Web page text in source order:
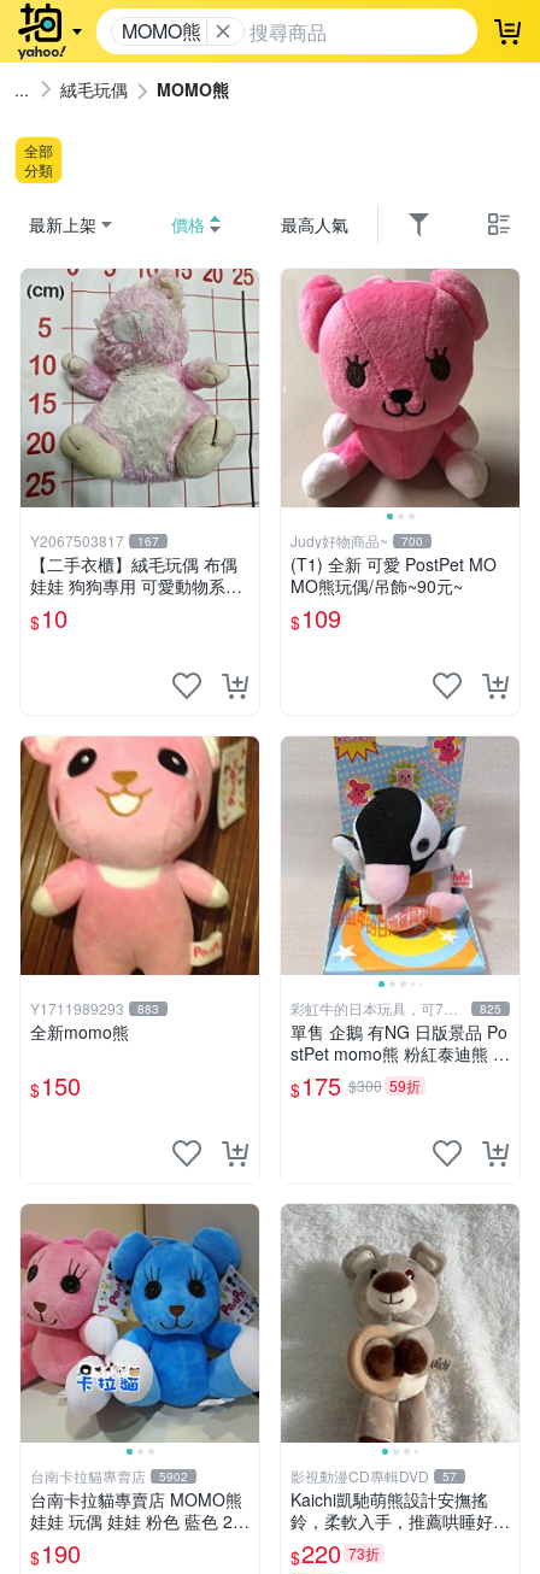
MOMO熊 登
絨毛玩偶 MOMO熊
全部
分類
最新上架 價格 最高人氣
Y2067503817 167
【二手衣櫃】絨毛玩偶 布偶
娃娃 狗狗專用 可愛動物系列
耐咬耐磨玩具 玩偶 粉紅熊寵
物玩具 1120929
$10
Judy好物商品~ 700
(T1) 全新 可愛 PostPet MO
MO熊玩偶/吊飾~90元~
$109
Y1711989293 883
全新momo熊
$150
彩虹牛的日本玩具，可7取
付
825
單售 企鵝 有NG 日版景品 Po
stPet momo熊 粉紅泰迪熊 娃
娃 布偶 手指頭 娃娃
$175 $300 59折
台南卡拉貓專賣店 5902
台南卡拉貓專賣店 MOMO熊
娃娃 玩偶 娃娃 粉色 藍色 2色
分售
$190
影視動漫CD專輯DVD 57
Kaichi凱馳萌熊設計安撫搖
鈴，柔軟入手，推薦哄睡好選
擇 熊公仔 安撫玩具 喂食環
$220 73折